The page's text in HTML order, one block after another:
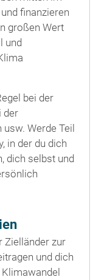
finanzieren
großen Wert
und
bei der
der
usw. Werde Teil
in der du dich
dich selbst und
Zielländer zur
und dich